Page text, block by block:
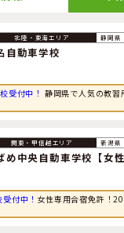
9日
のある大学生が山形県・
込みました。
9日
味のある大学生が栃木県
9日
のある社会人が新潟県・
8日
静岡県
自動車学校
受付中！ 静岡県で人気の教習
新潟県
め中央自動車学校【女
付中！ 女性専用合宿免許！